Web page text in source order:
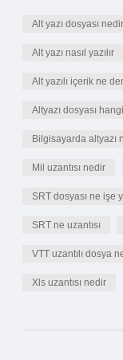
Alt yazı dosyası nedir
Alt yazı nasıl yazılır
Alt yazılı içerik ne
Altyazı dosyası
Bilgisayarda altyazı
Mil uzantısı nedir
SRT dosyası ne işe
SRT ne uzantısı
VTT uzantılı dosya
Xls uzantısı nedir